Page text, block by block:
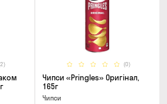
(0)
Чипси «Pringles» Оригінал,
165г
Чипси